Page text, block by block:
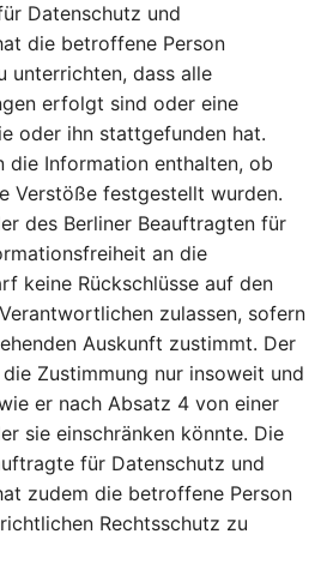
Datenschutz und
die betroffene Person
unterrichten, dass alle
erfolgt sind oder eine
oder ihn stattgefunden hat.
die Information enthalten, ob
Verstöße festgestellt wurden.
des Berliner Beauftragten für
an die
keine Rückschlüsse auf den
zulassen, sofern
Auskunft zustimmt. Der
Zustimmung nur insoweit und
er nach Absatz 4 von einer
sie einschränken könnte. Die
für Datenschutz und
zudem die betroffene Person
Rechtsschutz zu